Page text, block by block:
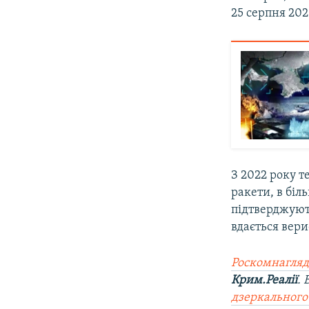
25 серпня
З 2022 року
ракети, в
вдається
Крим.Реалії.